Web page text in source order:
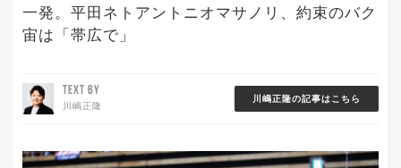
一発。平田ネトアントニオマサノリ、約束のバク
宙は「帯広で」
TEXT BY
川嶋正隆
川嶋正隆の記事はこちら